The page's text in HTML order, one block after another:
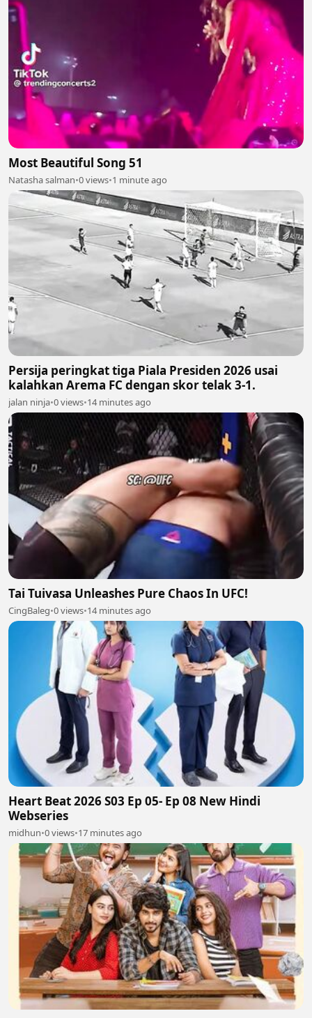
Most Beautiful Song 51
Natasha salman•0 views•1 minute ago
Persija peringkat tiga Piala Presiden 2026 usai
kalahkan Arema FC dengan skor telak 3-1.
jalan ninja•0 views•14 minutes ago
Tai Tuivasa Unleashes Pure Chaos In UFC!
CingBaleg•0 views•14 minutes ago
Heart Beat 2026 S03 Ep 05- Ep 08 New Hindi
Webseries
midhun•0 views•17 minutes ago